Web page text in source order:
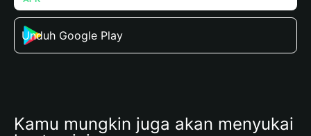
Unduh Google Play
Kamu mungkin juga akan menyukai